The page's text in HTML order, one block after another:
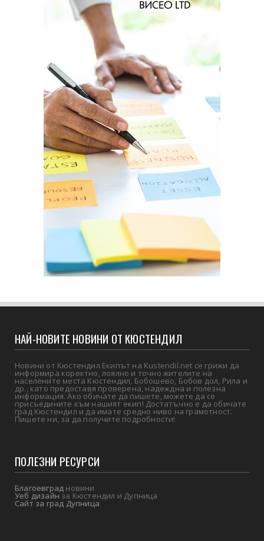
НАЙ-НОВИТЕ НОВИНИ ОТ КЮСТЕНДИЛ
Новини от Кюстендил Екипът на Kustendil.net се грижи да
информира коректно, лоялно и точно жителите на
населените места Кюстендил, Бобошево, Бобов дол, Рила и
др., като предоставя проверена, надеждна и полезна
информация. Ако обичате да пишете, можете да се
присъедините към нашият екип! Достатъчно е да обичате
град Кюстендил и да имате средно ниво на грамотност.
Пишете ни, за да получите подробности!
ПОЛЕЗНИ РЕСУРСИ
Благоевград новини
Уеб дизайнза Кюстендил и Дупница
Сайт за град Дупница